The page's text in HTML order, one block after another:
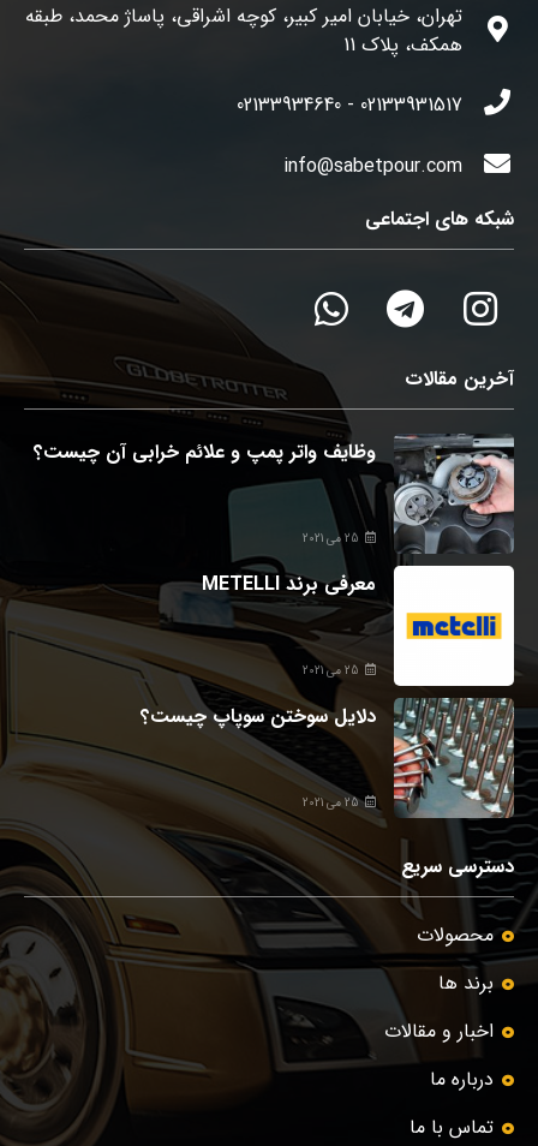
تهران، خیابان امیر کبیر، کوچه اشراقی، پاساژ محمد، طبقه
همکف، پلاک 11
02133931517 - 02133934640
info@sabetpour.com
شبکه های اجتماعی
آخرین مقالات
وظایف واتر پمپ و علائم خرابی آن چیست؟
25 می 2021
معرفی برند METELLI
25 می 2021
دلایل سوختن سوپاپ چیست؟
25 می 2021
دسترسی سریع
محصولات
برند ها
اخبار و مقالات
درباره ما
تماس با ما